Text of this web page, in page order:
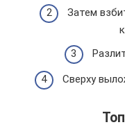
Затем
Сверху